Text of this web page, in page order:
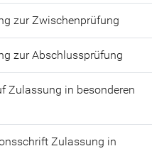
zur Zwischenprüfung
zur Abschlussprüfung
Zulassung in besonderen
Zulassung in